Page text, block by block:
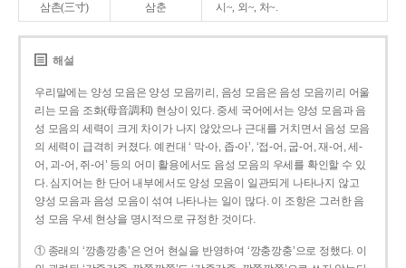
삼촌(三寸) 삼춘 시~, 외~, 처~.
해설
우리말에는 양성 모음은 양성 모음끼리, 음성 모음은 음성 모음끼리 어울
리는 모음 조화(母音調和) 현상이 있다. 중세 국어에서는 양성 모음과 음
성 모음의 세력이 크게 차이가 나지 않았으나 근대를 거치면서 음성 모음
의 세력이 급격히 커졌다. 예컨대 ‘ 막-아, 좁-아’, ‘접-어, 굽-어, 재-어, 세-
어, 괴-어, 쥐-어’ 등의 어미 활용에서도 음성 모음의 우세를 확인할 수 있
다. 심지어는 한 단어 내부에서도 양성 모음이 일관되게 나타나지 않고
양성 모음과 음성 모음이 섞여 나타나는 일이 많다. 이 조항은 그러한 음
성 모음 우세 현상을 명시적으로 규정한 것이다.
① 종래의 ‘깡총깡총’은 언어 현실을 반영하여 ‘깡충깡충’으로 정했다. 이